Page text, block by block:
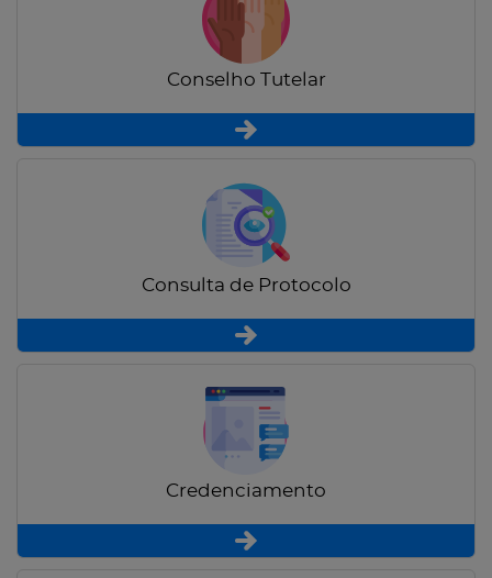
Conselho Tutelar
Consulta de Protocolo
Credenciamento